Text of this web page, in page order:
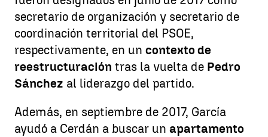
secretario de organización y secretario de
coordinación territorial del PSOE,
respectivamente, en un contexto de
reestructuración tras la vuelta de Pedro
Sánchez al liderazgo del partido.
Además, en septiembre de 2017, García
ayudó a Cerdán a buscar un apartamento